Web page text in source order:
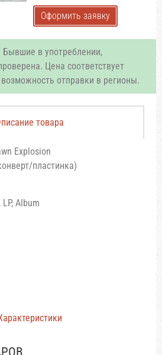
Оформить заявку
в употреблении,
Цена соответствует
отправки в регионы.
товара
Explosion
пластинка)
Album